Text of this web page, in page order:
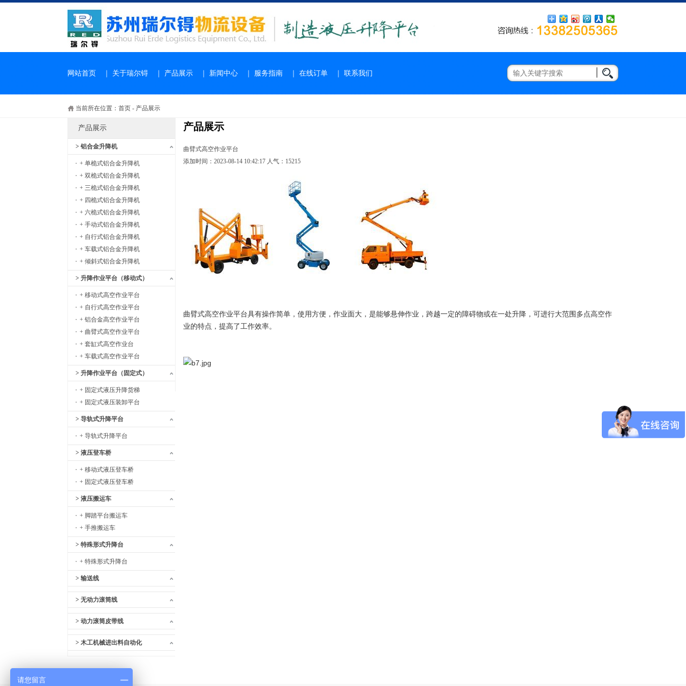
网站首页｜关于瑞尔锝｜产品展示｜新闻中心｜服务指南｜在线订单｜联系我们
当前所在位置： 首页 - 产品展示
产品展示
> 铝合金升降机
+ 单桅式铝合金升降机
+ 双桅式铝合金升降机
+ 三桅式铝合金升降机
+ 四桅式铝合金升降机
+ 六桅式铝合金升降机
+ 手动式铝合金升降机
+ 自行式铝合金升降机
+ 车载式铝合金升降机
+ 倾斜式铝合金升降机
> 升降作业平台（移动式）
+ 移动式高空作业平台
+ 自行式高空作业平台
+ 铝合金高空作业平台
+ 曲臂式高空作业平台
+ 套缸式高空作业台
+ 车载式高空作业平台
> 升降作业平台（固定式）
+ 固定式液压升降货梯
+ 固定式液压装卸平台
> 导轨式升降平台
+ 导轨式升降平台
> 液压登车桥
+ 移动式液压登车桥
+ 固定式液压登车桥
> 液压搬运车
+ 脚踏平台搬运车
+ 手推搬运车
> 特殊形式升降台
+ 特殊形式升降台
> 输送线
> 无动力滚筒线
> 动力滚筒皮带线
> 木工机械进出料自动化
产品展示
曲臂式高空作业平台
添加时间：2023-08-14 10:42:17 人气：15215
曲臂式高空作业平台具有操作简单，使用方便，作业面大，是能够悬伸作业，跨越一定的障碍物或在一处升降，可进行大范围多点高空作
业的特点，提高了工作效率。
请您留言